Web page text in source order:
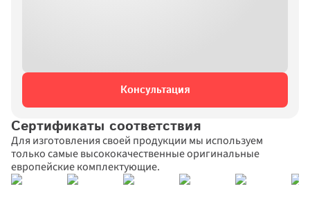
Консультация
Сертификаты соответствия
Для изготовления своей продукции мы используем
только самые высококачественные оригинальные
европейские комплектующие.